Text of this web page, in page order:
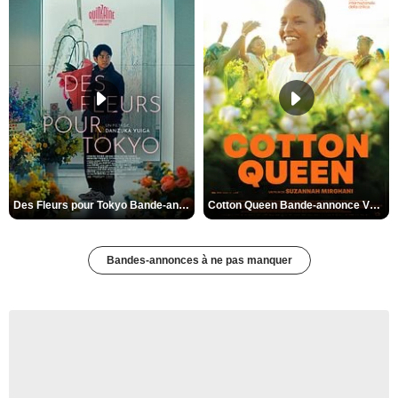
Des Fleurs pour Tokyo Bande-annonce VO STFR Cotton Queen Bande-annonce VO STFR
Bandes-annonces à ne pas manquer